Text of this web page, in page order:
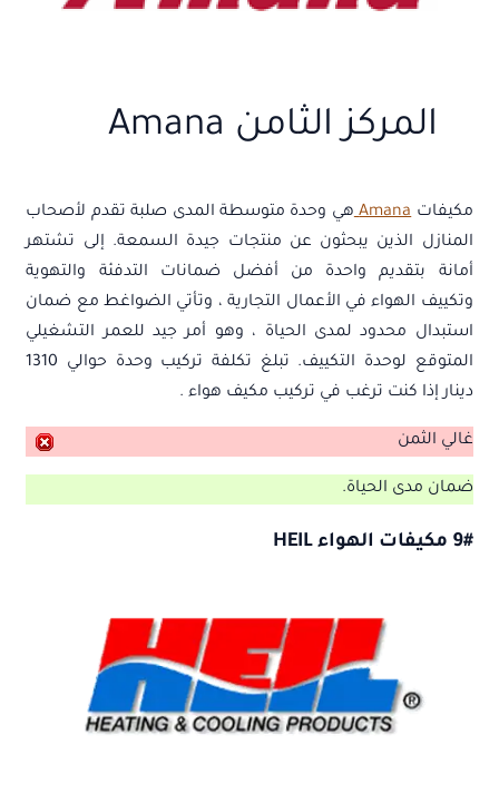
المركز الثامن Amana
مكيفاتAmana هي وحدة متوسطة المدى صلبة تقدم لأصحاب
المنازل الذين يبحثون عن منتجات جيدة السمعة. إلى تشتهر
أمانة بتقديم واحدة من أفضل ضمانات التدفئة والتهوية
وتكييف الهواء في الأعمال التجارية ، وتأتي الضواغط مع ضمان
استبدال محدود لمدى الحياة ، وهو أمر جيد للعمر التشغيلي
المتوقع لوحدة التكييف. تبلغ تكلفة تركيب وحدة حوالي 1310
دينار إذا كنت ترغب في تركيب مكيف هواء .
غالي الثمن
ضمان مدى الحياة.
9# مكيفات الهواء HEIL